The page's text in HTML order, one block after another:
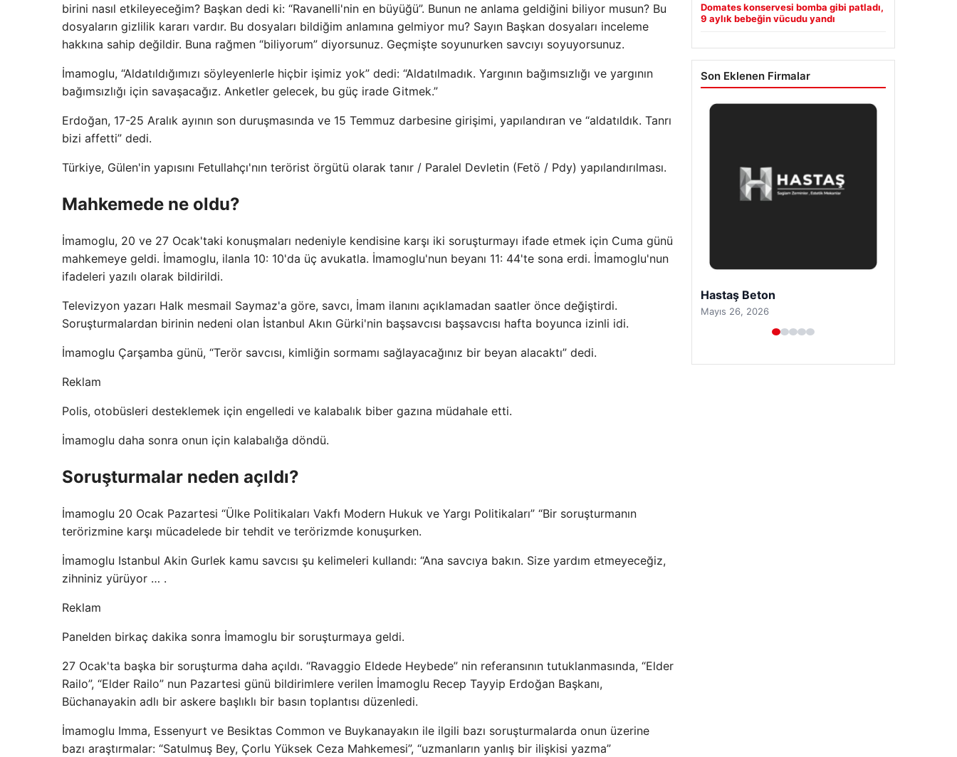
birini nasıl etkileyeceğim? Başkan dedi ki: “Ravanelli'nin en büyüğü”. Bunun ne anlama geldiğini biliyor musun? Bu
dosyaların gizlilik kararı vardır. Bu dosyaları bildiğim anlamına gelmiyor mu? Sayın Başkan dosyaları inceleme
hakkına sahip değildir. Buna rağmen “biliyorum” diyorsunuz. Geçmişte soyunurken savcıyı soyuyorsunuz.
İmamoglu, “Aldatıldığımızı söyleyenlerle hiçbir işimiz yok” dedi: “Aldatılmadık. Yargının bağımsızlığı ve yargının
bağımsızlığı için savaşacağız. Anketler gelecek, bu güç irade Gitmek.”
Erdoğan, 17-25 Aralık ayının son duruşmasında ve 15 Temmuz darbesine girişimi, yapılandıran ve “aldatıldık. Tanrı
bizi affetti” dedi.
Türkiye, Gülen'in yapısını Fetullahçı'nın terörist örgütü olarak tanır / Paralel Devletin (Fetö / Pdy) yapılandırılması.
Mahkemede ne oldu?
İmamoglu, 20 ve 27 Ocak'taki konuşmaları nedeniyle kendisine karşı iki soruşturmayı ifade etmek için Cuma günü
mahkemeye geldi. İmamoglu, ilanla 10: 10'da üç avukatla. İmamoglu'nun beyanı 11: 44'te sona erdi. İmamoglu'nun
ifadeleri yazılı olarak bildirildi.
Televizyon yazarı Halk mesmail Saymaz'a göre, savcı, İmam ilanını açıklamadan saatler önce değiştirdi.
Soruşturmalardan birinin nedeni olan İstanbul Akın Gürki'nin başsavcısı başsavcısı hafta boyunca izinli idi.
İmamoglu Çarşamba günü, “Terör savcısı, kimliğin sormamı sağlayacağınız bir beyan alacaktı” dedi.
Reklam
Polis, otobüsleri desteklemek için engelledi ve kalabalık biber gazına müdahale etti.
İmamoglu daha sonra onun için kalabalığa döndü.
Soruşturmalar neden açıldı?
İmamoglu 20 Ocak Pazartesi “Ülke Politikaları Vakfı Modern Hukuk ve Yargı Politikaları” “Bir soruşturmanın
terörizmine karşı mücadelede bir tehdit ve terörizmde konuşurken.
İmamoglu Istanbul Akin Gurlek kamu savcısı şu kelimeleri kullandı: “Ana savcıya bakın. Size yardım etmeyeceğiz,
zihniniz yürüyor … .
Reklam
Panelden birkaç dakika sonra İmamoglu bir soruşturmaya geldi.
27 Ocak'ta başka bir soruşturma daha açıldı. “Ravaggio Eldede Heybede” nin referansının tutuklanmasında, “Elder
Railo”, “Elder Railo” nun Pazartesi günü bildirimlere verilen İmamoglu Recep Tayyip Erdoğan Başkanı,
Büchanayakin adlı bir askere başlıklı bir basın toplantısı düzenledi.
İmamoglu Imma, Essenyurt ve Besiktas Common ve Buykanayakın ile ilgili bazı soruşturmalarda onun üzerine
bazı araştırmalar: “Satulmuş Bey, Çorlu Yüksek Ceza Mahkemesi”, “uzmanların yanlış bir ilişkisi yazma”
Domates konservesi bomba gibi patladı,
9 aylık bebeğin vücudu yandı
Son Eklenen Firmalar
Prenses Night Club
Nisan 29, 2026